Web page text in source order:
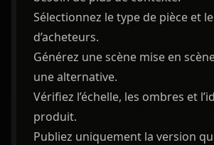
Sélectionnez le type de pièce et
d’acheteurs.
Générez une scène mise en
une alternative.
Vérifiez l’échelle, les ombres et
produit.
Publiez uniquement la version